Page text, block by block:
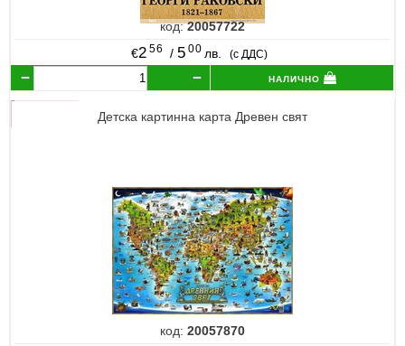
код:20057722
€2 56 / 5 00 лв. (с ДДС)
налично
Детска картинна карта Древен свят
код: 20057870